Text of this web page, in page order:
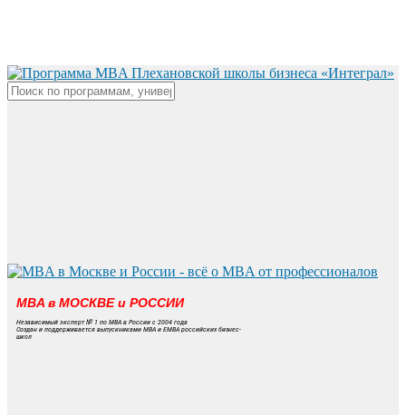
content
MBA в МОСКВЕ и РОССИИ
Независимый эксперт № 1 по MBA в России с 2004 года
Создан и поддерживается выпускниками MBA и EMBA российских бизнес-
школ